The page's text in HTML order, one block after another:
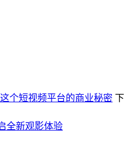
个短视频平台的商业秘密 下
全新观影体验